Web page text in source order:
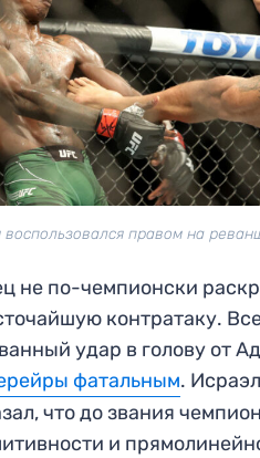
воспользовался правом на
не по-чемпионски
контратаку.
удар в голову от
фатальным.
что до звания
и